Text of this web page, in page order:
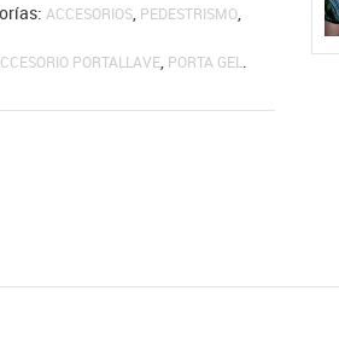
ACCESORIOS, PEDESTRISMO,
PORTALLAVE, PORTA GEL .